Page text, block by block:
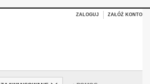
ZALOGUJ ZAŁÓŻ KONTO